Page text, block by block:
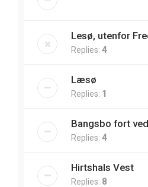
Lesø, utenfor
Replies: 4
Læsø
Replies: 1
Bangsbo fort
Replies: 4
Hirtshals Vest
Replies: 8